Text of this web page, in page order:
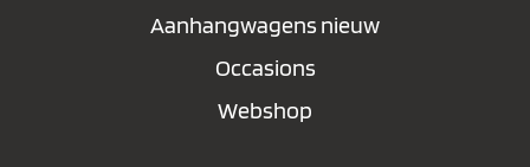
Aanhangwagens nieuw
Occasions
Webshop